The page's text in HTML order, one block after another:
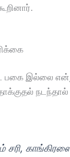
பகை இல்லை
சரி,